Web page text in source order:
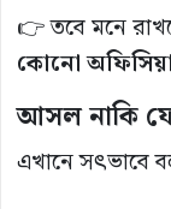
👉 তবে মনে
কোনো
আসল নাকি
এখানে সৎভাবে